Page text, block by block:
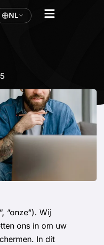
NL
“onze”). Wij
ons in om uw
In dit